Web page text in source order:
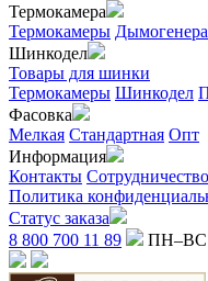
Термокамера
Термокамеры
Шинкодел
Товары для шинки
Термокамеры Шинкодел
Фасовка
Мелкая Стандартная Опт
Информация
Контакты Сотрудничество
Политика
Статус заказа
8 800 700 11 89
ПН–ВС